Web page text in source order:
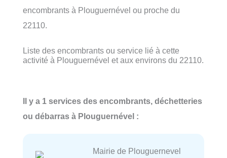
encombrants à Plouguernével ou proche du
22110.
Liste des encombrants ou service lié à cette
activité à Plouguernével et aux environs du 22110.
Il y a 1 services des encombrants, déchetteries
ou débarras à Plouguernével :
Mairie de Plouguernevel